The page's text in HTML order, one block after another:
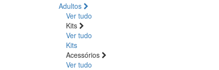
Adultos
Ver tudo
Kits
Ver tudo
Kits
Acessórios
Ver tudo